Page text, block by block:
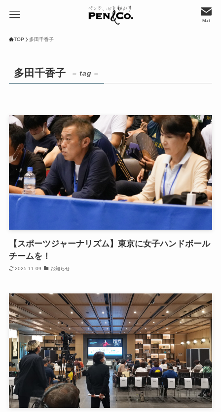
Mail
TOP 多田千香子
多田千香子 – tag –
【スポーツジャーナリズム】東京に女子ハンドボール
チームを！
2025-11-09 お知らせ